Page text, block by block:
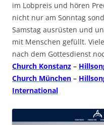
im Lobpreis und hören
nicht nur am Sonntag
Samstag ausrüsten und
mit Menschen gefüllt.
nach dem Gottesdienst
Church Konstanz –
Church München –
International